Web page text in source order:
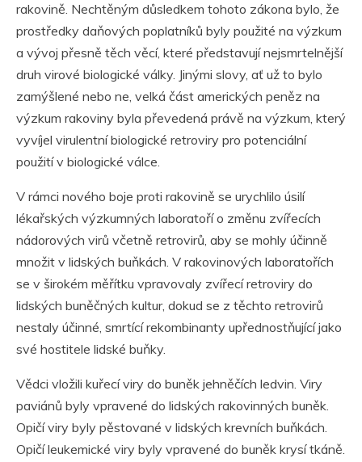
rakovině. Nechtěným důsledkem tohoto zákona bylo, že
prostředky daňových poplatníků byly použité na výzkum
a vývoj přesně těch věcí, které představují nejsmrtelnější
druh virové biologické války. Jinými slovy, ať už to bylo
zamýšlené nebo ne, velká část amerických peněz na
výzkum rakoviny byla převedená právě na výzkum, který
vyvíjel virulentní biologické retroviry pro potenciální
použití v biologické válce.
V rámci nového boje proti rakovině se urychlilo úsilí
lékařských výzkumných laboratoří o změnu zvířecích
nádorových virů včetně retrovirů, aby se mohly účinně
množit v lidských buňkách. V rakovinových laboratořích
se v širokém měřítku vpravovaly zvířecí retroviry do
lidských buněčných kultur, dokud se z těchto retrovirů
nestaly účinné, smrtící rekombinanty upřednostňující jako
své hostitele lidské buňky.
Vědci vložili kuřecí viry do buněk jehněčích ledvin. Viry
paviánů byly vpravené do lidských rakovinných buněk.
Opičí viry byly pěstované v lidských krevních buňkách.
Opičí leukemické viry byly vpravené do buněk krysí tkáně.